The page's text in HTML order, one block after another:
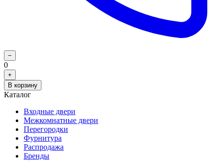
−
0
+
В корзину
Каталог
Входные двери
Межкомнатные двери
Перегородки
Фурнитура
Распродажа
Бренды